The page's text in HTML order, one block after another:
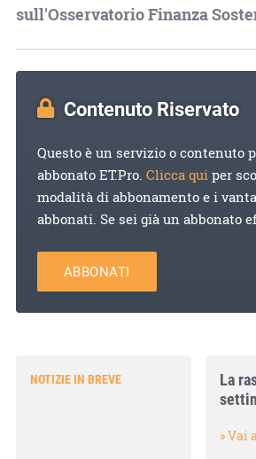
sull'Osservatorio Finanza
Contenuto Riservato
Questo è un servizio o contenuto
abbonato ET.Pro. Clicca quiper
modalità di abbonamento e i
abbonati. Se sei già un abbonato
ABBONATI
NOTIZIE IN BREVE
La
» Vai